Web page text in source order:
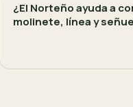
¿El Norteño ayuda a
molinete, línea y